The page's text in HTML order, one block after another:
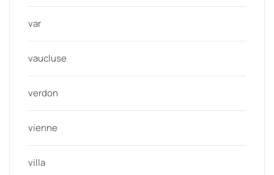
var
vaucluse
verdon
vienne
villa